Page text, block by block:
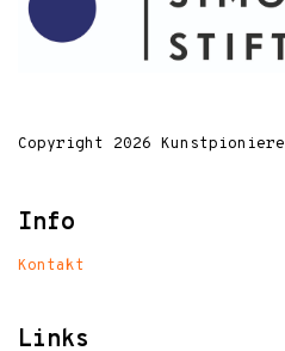
Copyright 2026 Kunstpioniere
Info
Kontakt
Links